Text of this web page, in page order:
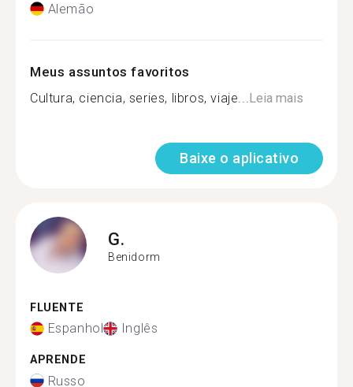
Alemão
Meus assuntos favoritos
Cultura, ciencia, series, libros, viaje... Leia mais
Baixe o aplicativo
G.
Benidorm
FLUENTE
Espanhol Inglês
APRENDE
Russo